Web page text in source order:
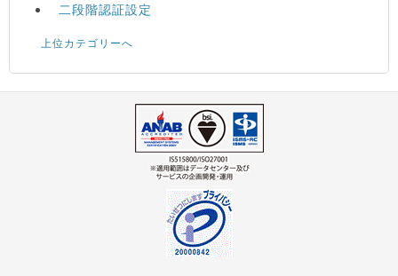
二段階認証設定
上位カテゴリーへ